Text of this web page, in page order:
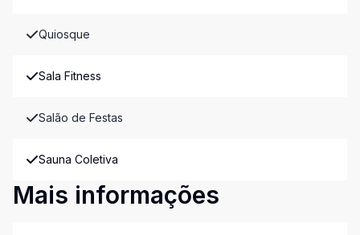
Quiosque
Sala Fitness
Salão de Festas
Sauna Coletiva
Mais informações